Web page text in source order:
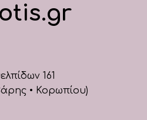
161
• Κορωπίου)